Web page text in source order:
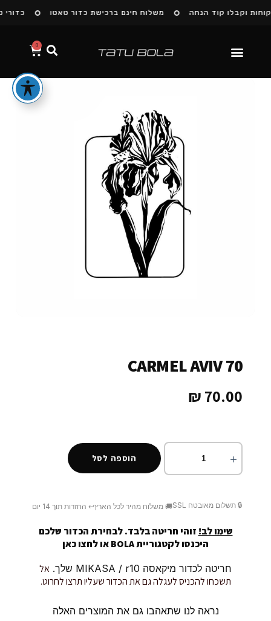
משלוח חינם ברכישת כדור טאטו כדורי וקבלו קוד הנחה
0
CARMEL AVIV 70
70.00
₪
הוספה לסל
🔒 תשלום מאובטח SSL 🚚 משלוח מהיר לכל הארץ↩️ החזרות תוך 14 יום
שימו לב! זוהי חריטה בלבד. לבחירת הכדור שלכם
היכנסו לקטגוריית BOLA או
לחצו כאן
חריטה לכדור מיקאסה MIKASA / r10 שלך.
אל
תשכחו להכניס לעגלה גם את הכדור שעליו תרצו לחרוט.
נראה לנו שתאהבו גם את המוצרים האלה